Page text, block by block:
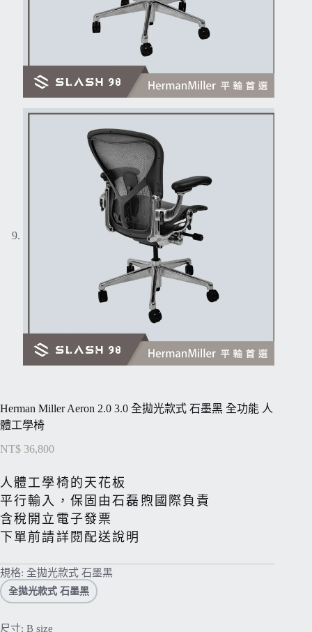
Herman Miller Aeron 2.0 3.0 全拋光款式 石墨黑 全功能 人
體工學椅
NT$ 36,800
人體工學椅的天花板
平行輸入，保固由石磊煦國際負責
含稅開立電子發票
下單前請詳閱配送說明
規格: 全拋光款式 石墨黑
全拋光款式 石墨黑
尺寸: B size